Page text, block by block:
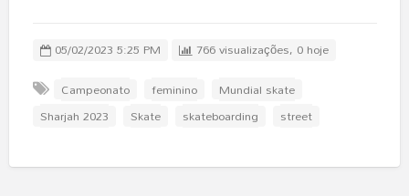
05/02/2023 5:25 PM
766 visualizações, 0 hoje
Campeonato
feminino
Mundial skate
Sharjah 2023
Skate skateboarding street